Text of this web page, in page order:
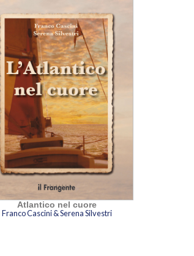
Atlantico nel cuore
Franco Cascini & Serena Silvestri